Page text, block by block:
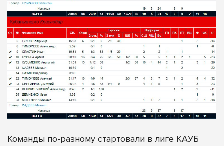
Команды по-разному стартовали в лиге КАУБ